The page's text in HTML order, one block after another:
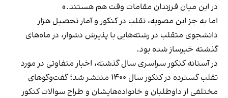
در این میان فرزندان مقامات وقت هم هستند.»
اما به جز این مصوبه، تقلب در کنکور و آمار تحصیل هزار
دانشجوی متقلب در رشته‌هایی با پذیرش دشوار، در ماه‌های
گذشته خبرساز شده بود.
در آستانه کنکور سراسری سال گذشته، اخبار متفاوتی در مورد
تقلب گسترده در کنکور سال ۱۴۰۰ منتشر شد؛ گفت‌وگوهای
مختلفی از داوطلبان و خانواده‌هایشان و طراح سوالات کنکور